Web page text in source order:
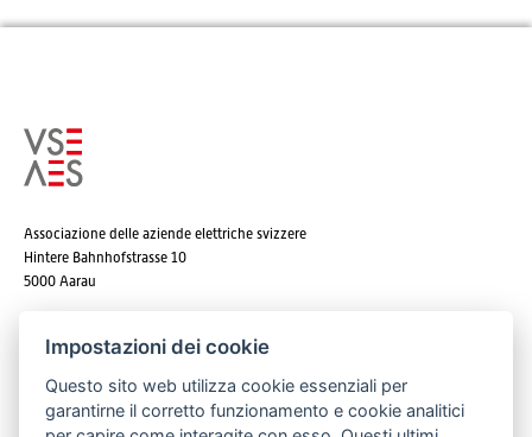
Associazione delle aziende elettriche svizzere
Hintere Bahnhofstrasse 10
5000 Aarau
E-mail: info@strom.ch
Impostazioni dei cookie
Questo sito web utilizza cookie essenziali per
garantirne il corretto funzionamento e cookie analitici